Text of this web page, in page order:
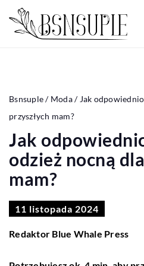
Bsnsuple/ Moda/ Jak
przyszłych mam?
Jak
odzież nocną
mam?
11 listopada 2024
Redaktor Blue Whale Press